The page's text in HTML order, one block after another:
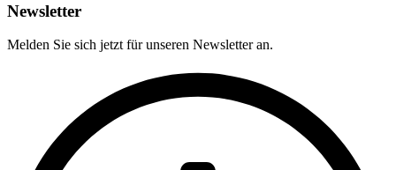
Newsletter
Melden Sie sich jetzt für unseren Newsletter an.